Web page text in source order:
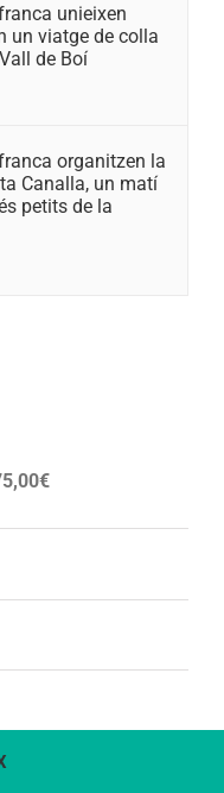
unieixen
un viatge de colla
de Boí
organitzen la
Canalla, un matí
petits de la
€